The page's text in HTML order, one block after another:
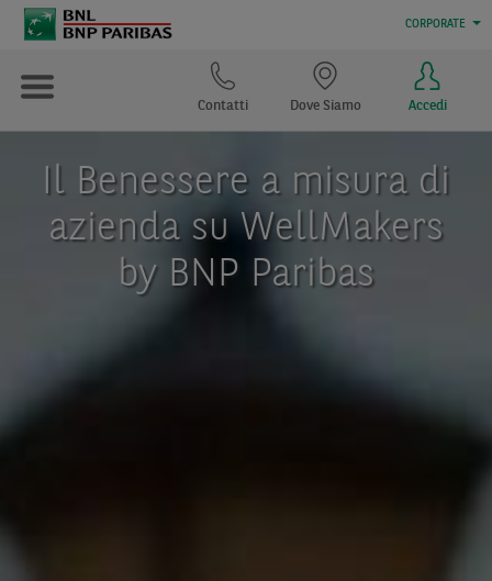
CORPORATE
Accedi
Dove Siamo
Contatti
Il Benessere a misura di
azienda su WellMakers
by BNP Paribas